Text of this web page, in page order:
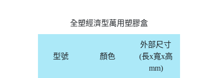
全塑經濟型萬用塑膠盒
型號 顏色
外部尺寸
(長x寬x高
mm)